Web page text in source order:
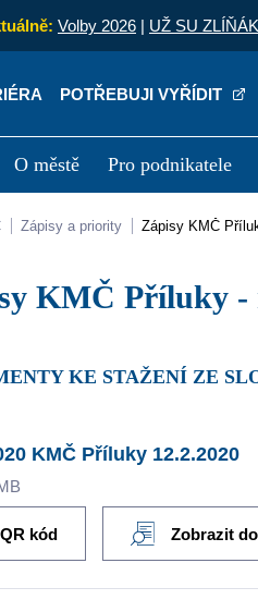
Volby 2026 | UŽ SU
POTŘEBUJI VYŘÍDIT
O městě Pro podnikatele
Zápisy a priority Zápisy KMČ
KMČ Příluky -
KE STAŽENÍ ZE
KMČ Příluky 12.2.2020
QR kód Zobrazit